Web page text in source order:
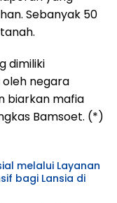
Sebanyak 50
dimiliki
oleh negara
biarkan mafia
Bamsoet. (*)
melalui Layanan
bagi Lansia di